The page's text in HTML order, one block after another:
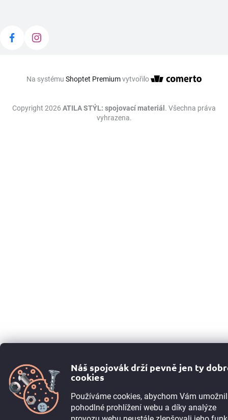
Náš spojovák drží pevně jen ty
cookies
Používáme cookies, abychom Vám
pohodlné prohlížení webu a díky analýze
Na systému Shoptet Premiumvytvořilo
Copyright 2026 ATILA STÝL: spojovací materiál . Všechna práva
vyhrazena.